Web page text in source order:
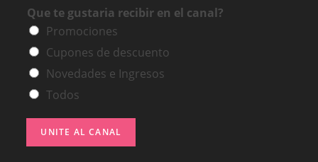
Que te gustaria recibir en el canal?
Promociones
Cupones de descuento
Novedades e Ingresos
Todos
UNITE AL CANAL